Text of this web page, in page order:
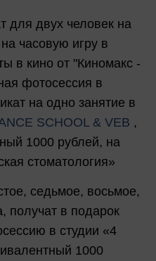
для двух человек на
часовую игру в
в кино от "Киномакс -
фотосессия в
на одно занятие в
SCHOOL & VEB ,
1000 рублей, на
стоматология»
седьмое, восьмое,
получат в подарок
в студии «4
1000